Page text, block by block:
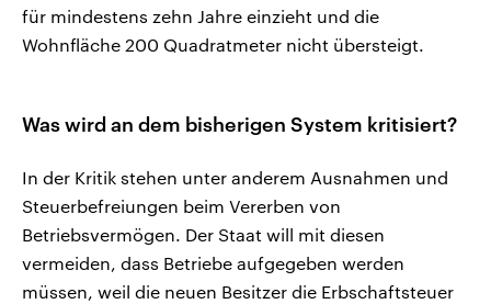
für mindestens zehn Jahre einzieht und die
Wohnfläche 200 Quadratmeter nicht übersteigt.
Was wird an dem bisherigen System kritisiert?
In der Kritik stehen unter anderem Ausnahmen und
Steuerbefreiungen beim Vererben von
Betriebsvermögen. Der Staat will mit diesen
vermeiden, dass Betriebe aufgegeben werden
müssen, weil die neuen Besitzer die Erbschaftsteuer